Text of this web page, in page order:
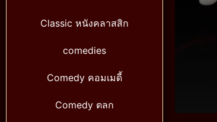
Classic หนังคลาสสิก
comedies
Comedy คอมเมดี้
Comedy ตลก